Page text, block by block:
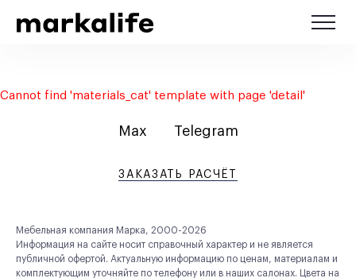
Cannot find 'materials_cat' template with page 'detail'
Max Telegram
ЗАКАЗАТЬ РАСЧЁТ
Мебельная компания Марка, 2000-2026
Информация на сайте носит справочный характер и не является
публичной офертой. Актуальную информацию по ценам, материалам и
комплектующим уточняйте по телефону или в наших салонах. Цвета на